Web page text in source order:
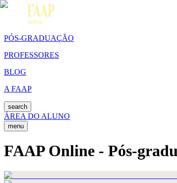
PÓS-GRADUAÇÃO
PROFESSORES
BLOG
A FAAP
search
ÁREA DO ALUNO
menu
FAAP Online - Pós-